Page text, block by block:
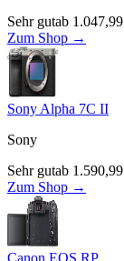
Sehr gutab 1.047,99
Zum Shop →
Sony Alpha 7C II
Sony
Sehr gutab 1.590,99
Zum Shop →